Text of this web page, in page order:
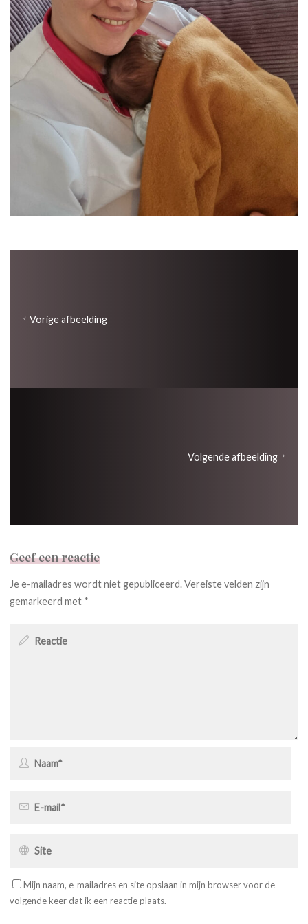
Vorige afbeelding
Volgende afbeelding
Geef een reactie
Je e-mailadres wordt niet gepubliceerd. Vereiste velden zijn
gemarkeerd met *
Mijn naam, e-mailadres en site opslaan in mijn browser voor de
volgende keer dat ik een reactie plaats.